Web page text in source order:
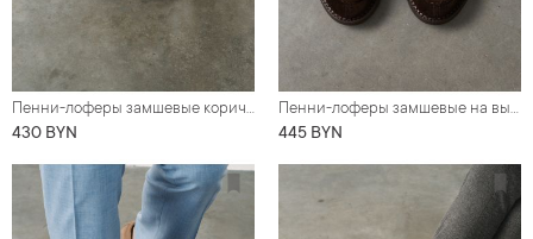
Пенни-лоферы замшевые коричневые (Ivy Loafer)
430 BYN
Пенни-лоферы замшевые на высокой подошве, коричневые
445 BYN